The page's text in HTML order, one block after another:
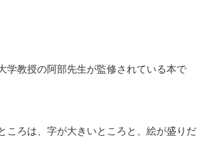
学教授の阿部先生が監修されている本で
ころは、字が大きいところと、絵が盛りだ